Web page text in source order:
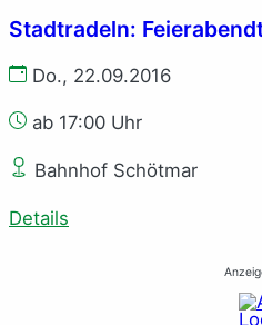
Stadtradeln:
Do., 22.09.2016
ab 17:00 Uhr
Bahnhof Schötmar
Details